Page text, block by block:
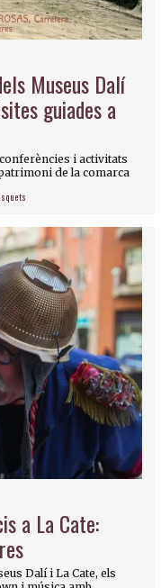
Museus Dalí
guiades a
i activitats
de la comarca
a La Cate:
Dalí i La Cate, els